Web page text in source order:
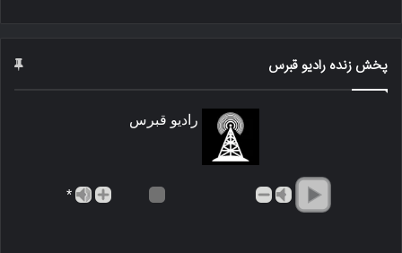
پخش زنده رادیو قبرس
رادیو قبرس
*